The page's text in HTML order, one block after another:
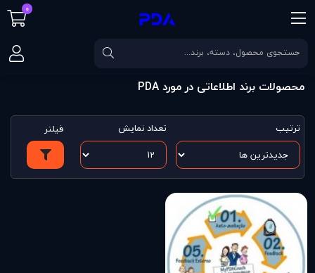
صفحه اصلی فهرست برندها
محصولات برند اطلاعاتی در مورد PDA
ترتیب تعداد نمایش فیلتر
0